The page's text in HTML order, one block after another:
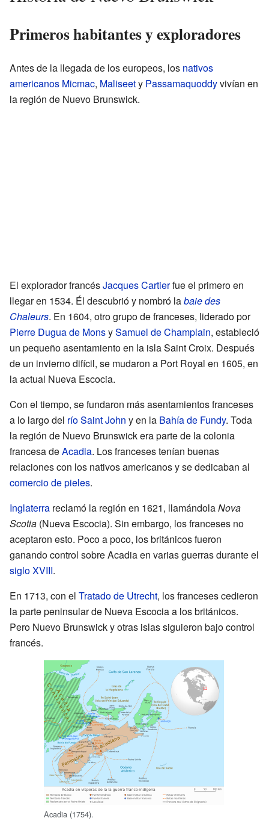
Primeros habitantes y exploradores
Antes de la llegada de los europeos, los nativos
americanos Micmac, Maliseety Passamaquoddyvivían en
la región de Nuevo Brunswick.
El explorador francésJacques Cartierfue el primero en
llegar en 1534. Él descubrió y nombró labaie des
Chaleurs. En 1604, otro grupo de franceses, liderado por
Pierre Dugua de MonsySamuel de Champlain, estableció
un pequeño asentamiento en la isla Saint Croix. Después
de un invierno difícil, se mudaron a Port Royal en 1605, en
la actual Nueva Escocia.
Con el tiempo, se fundaron más asentamientos franceses
a lo largo del río Saint John y en la Bahía de Fundy. Toda
la región de Nuevo Brunswick era parte de la colonia
francesa deAcadia. Los franceses tenían buenas
relaciones con los nativos americanos y se dedicaban al
comercio de pieles.
Inglaterra reclamó la región en 1621, llamándolaNova
Scotia (Nueva Escocia). Sin embargo, los franceses no
aceptaron esto. Poco a poco, los británicos fueron
ganando control sobre Acadia en varias guerras durante el
siglo XVIII.
En 1713, con el Tratado de Utrecht, los franceses cedieron
la parte peninsular de Nueva Escocia a los británicos.
Pero Nuevo Brunswick y otras islas siguieron bajo control
francés.
Acadia (1754).